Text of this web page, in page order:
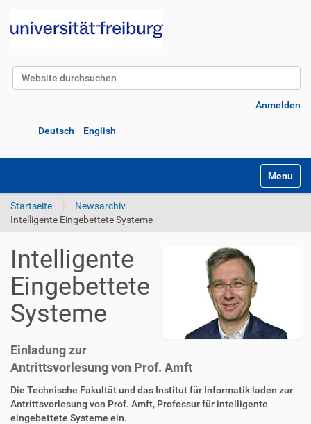
Website durchsuchen
Anmelden
Deutsch English
Startseite
Newsarchiv
Intelligente Eingebettete Systeme
Intelligente
Eingebettete
Systeme
Einladung zur
Antrittsvorlesung von Prof. Amft
Die Technische Fakultät und das Institut für Informatik laden zur
Antrittsvorlesung von Prof. Amft, Professur für intelligente
eingebettete Systeme ein.